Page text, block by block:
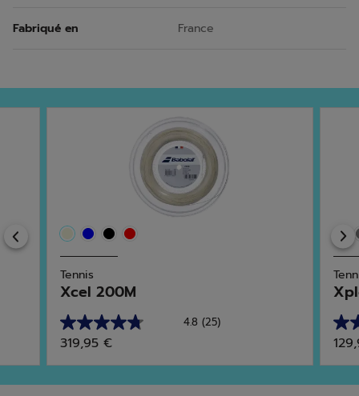
Fabriqué en France
Previous
Tennis
Xcel 200M
4.8 (25)
4.8
sur
5
étoiles.
319,95 €
4.5
sur
5